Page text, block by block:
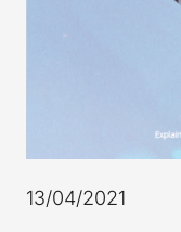
13/04/2021